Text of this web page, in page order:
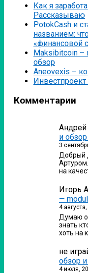
Как я
Рассказываю
PotokCash и
названием:
«финансовой
Мaksibitcoin –
обзор
Аneovexis –
Инвестпроект
Комментарии
Андрей
и
3
Добрый
на
Игорь
—
4
Думаю
знать
хоть на
не
обзор
4 июля,